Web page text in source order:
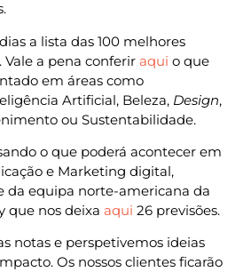
a lista das 100 melhores
Vale a pena conferir aqui o que
em áreas como
Artificial, Beleza, Design,
ou Sustentabilidade.
o que poderá acontecer em
e Marketing digital,
da equipa norte-americana da
que nos deixa aqui 26 previsões.
notas e perspetivemos ideias
Os nossos clientes ficarão